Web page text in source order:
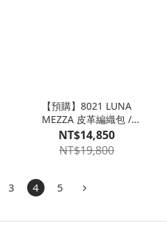
【預購】8021 LUNA
MEZZA 皮革編織包 /
DK.BROWN 深棕
NT$14,850
NT$19,800
3 4 5